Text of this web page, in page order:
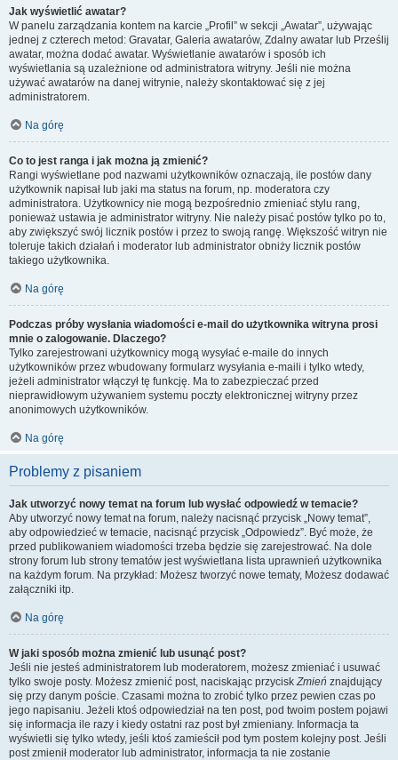
Jak wyświetlić awatar?
W panelu zarządzania kontem na karcie „Profil” w sekcji „Awatar”, używając
jednej z czterech metod: Gravatar, Galeria awatarów, Zdalny awatar lub Prześlij
awatar, można dodać awatar. Wyświetlanie awatarów i sposób ich
wyświetlania są uzależnione od administratora witryny. Jeśli nie można
używać awatarów na danej witrynie, należy skontaktować się z jej
administratorem.
Na górę
Co to jest ranga i jak można ją zmienić?
Rangi wyświetlane pod nazwami użytkowników oznaczają, ile postów dany
użytkownik napisał lub jaki ma status na forum, np. moderatora czy
administratora. Użytkownicy nie mogą bezpośrednio zmieniać stylu rang,
ponieważ ustawia je administrator witryny. Nie należy pisać postów tylko po to,
aby zwiększyć swój licznik postów i przez to swoją rangę. Większość witryn nie
toleruje takich działań i moderator lub administrator obniży licznik postów
takiego użytkownika.
Na górę
Podczas próby wysłania wiadomości e-mail do użytkownika witryna prosi
mnie o zalogowanie. Dlaczego?
Tylko zarejestrowani użytkownicy mogą wysyłać e-maile do innych
użytkowników przez wbudowany formularz wysyłania e-maili i tylko wtedy,
jeżeli administrator włączył tę funkcję. Ma to zabezpieczać przed
nieprawidłowym używaniem systemu poczty elektronicznej witryny przez
anonimowych użytkowników.
Na górę
Problemy z pisaniem
Jak utworzyć nowy temat na forum lub wysłać odpowiedź w temacie?
Aby utworzyć nowy temat na forum, należy nacisnąć przycisk „Nowy temat”,
aby odpowiedzieć w temacie, nacisnąć przycisk „Odpowiedz”. Być może, że
przed publikowaniem wiadomości trzeba będzie się zarejestrować. Na dole
strony forum lub strony tematów jest wyświetlana lista uprawnień użytkownika
na każdym forum. Na przykład: Możesz tworzyć nowe tematy, Możesz dodawać
załączniki itp.
Na górę
W jaki sposób można zmienić lub usunąć post?
Jeśli nie jesteś administratorem lub moderatorem, możesz zmieniać i usuwać
tylko swoje posty. Możesz zmienić post, naciskając przyciskZmień znajdujący
się przy danym poście. Czasami można to zrobić tylko przez pewien czas po
jego napisaniu. Jeżeli ktoś odpowiedział na ten post, pod twoim postem pojawi
się informacja ile razy i kiedy ostatni raz post był zmieniany. Informacja ta
wyświetli się tylko wtedy, jeśli ktoś zamieścił pod tym postem kolejny post. Jeśli
post zmienił moderator lub administrator, informacja ta nie zostanie